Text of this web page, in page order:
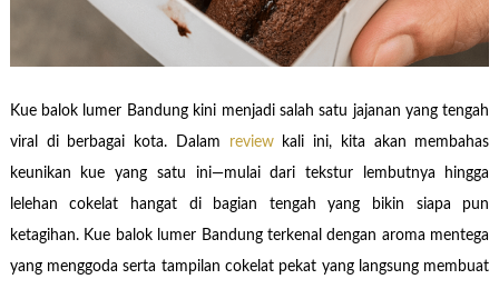
Kue balok lumer Bandung kini menjadi salah satu jajanan yang tengah
viral di berbagai kota. Dalam
reviewkali ini, kita akan membahas
keunikan kue yang satu ini—mulai dari tekstur lembutnya hingga
lelehan cokelat hangat di bagian tengah yang bikin siapa pun
ketagihan. Kue balok lumer Bandung terkenal dengan aroma mentega
yang menggoda serta tampilan cokelat pekat yang langsung membuat